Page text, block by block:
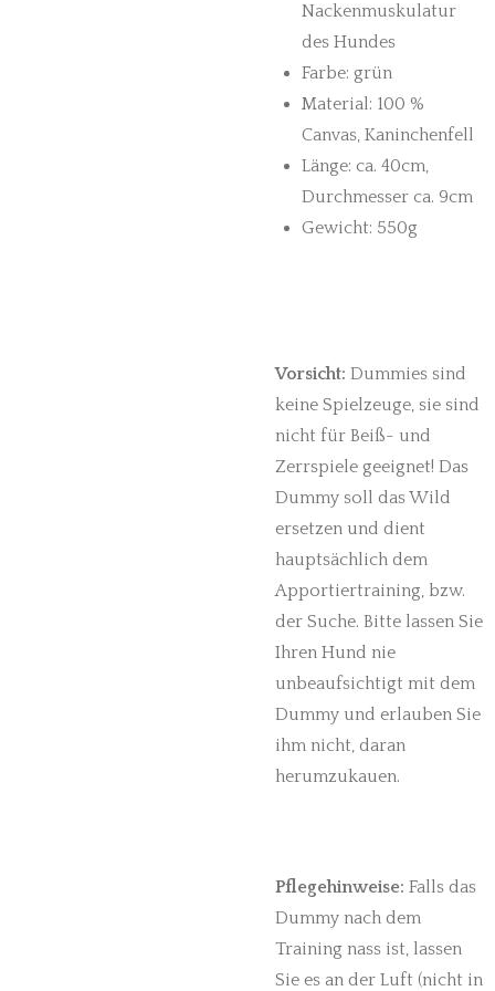
Nackenmuskulatur
des Hundes
Farbe: grün
Material: 100 %
Canvas, Kaninchenfell
Länge: ca. 40cm,
Durchmesser ca. 9cm
Gewicht: 550g
Vorsicht: Dummies sind
keine Spielzeuge, sie sind
nicht für Beiß- und
Zerrspiele geeignet! Das
Dummy soll das Wild
ersetzen und dient
hauptsächlich dem
Apportiertraining, bzw.
der Suche. Bitte lassen Sie
Ihren Hund nie
unbeaufsichtigt mit dem
Dummy und erlauben Sie
ihm nicht, daran
herumzukauen.
Pflegehinweise: Falls das
Dummy nach dem
Training nass ist, lassen
Sie es an der Luft (nicht in